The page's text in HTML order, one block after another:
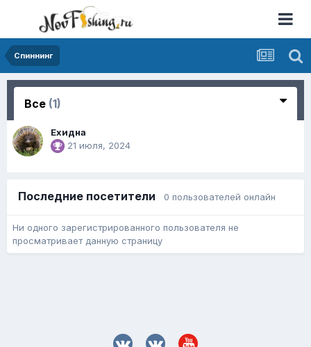
Спиннинг
Все (1)
Ехидна
21 июля, 2024
Последние посетители 0 пользователей онлайн
Ни одного зарегистрированного пользователя не
просматривает данную страницу